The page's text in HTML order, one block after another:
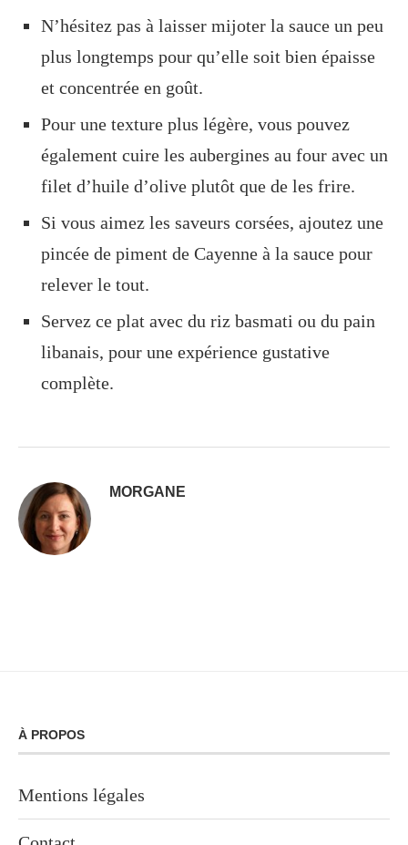
N’hésitez pas à laisser mijoter la sauce un peu
plus longtemps pour qu’elle soit bien épaisse
et concentrée en goût.
Pour une texture plus légère, vous pouvez
également cuire les aubergines au four avec un
filet d’huile d’olive plutôt que de les frire.
Si vous aimez les saveurs corsées, ajoutez une
pincée de piment de Cayenne à la sauce pour
relever le tout.
Servez ce plat avec du riz basmati ou du pain
libanais, pour une expérience gustative
complète.
MORGANE
À PROPOS
Mentions légales